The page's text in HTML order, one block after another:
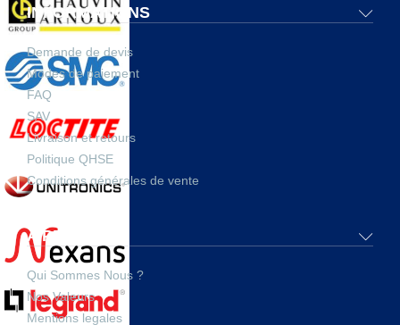
INFORMATIONS
Demande de devis
Modes de paiement
FAQ
SAV
Livraison et retours
Politique QHSE
Conditions générales de vente
A PROPOS
Qui Sommes Nous ?
Nos Valeurs
Mentions legales